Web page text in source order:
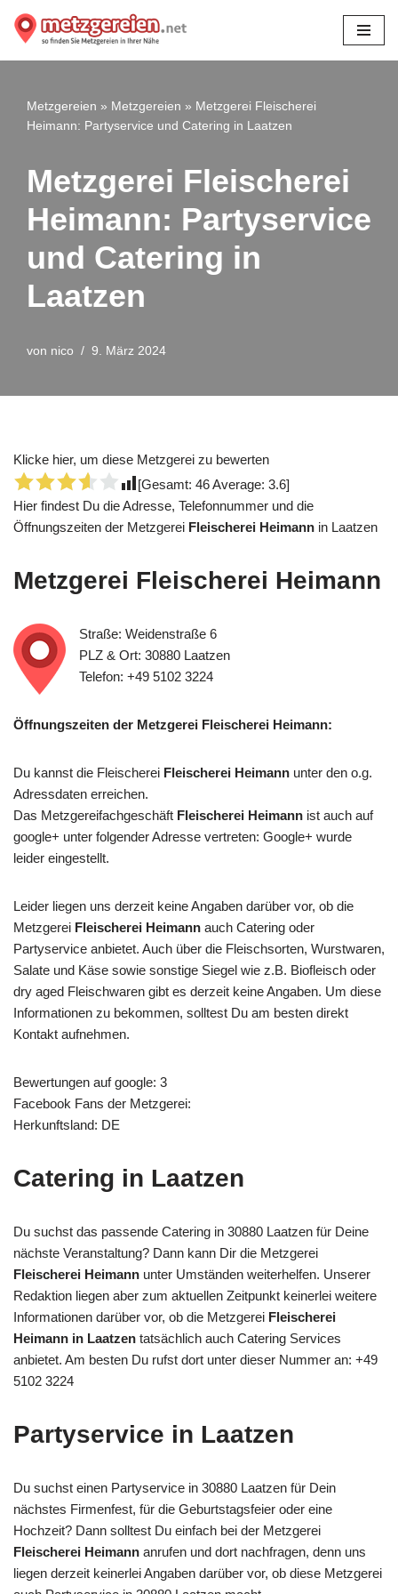
Zum
Metzgereien » Metzgereien » Metzgerei Fleischerei
Heimann: Partyservice und Catering in Laatzen
Metzgerei Fleischerei
Heimann: Partyservice
und Catering in
Laatzen
von nico 9. März 2024
Klicke hier, um diese Metzgerei zu bewerten
[Gesamt: 46Average: 3.6]
Hier findest Du die Adresse, Telefonnummer und die
Öffnungszeiten der Metzgerei Fleischerei Heimann in Laatzen
Metzgerei Fleischerei Heimann
Straße: Weidenstraße 6
PLZ & Ort: 30880 Laatzen
Telefon: +49 5102 3224
Öffnungszeiten der Metzgerei Fleischerei Heimann:
Du kannst die Fleischerei Fleischerei Heimann unter den o.g.
Adressdaten erreichen.
Das Metzgereifachgeschäft Fleischerei Heimann ist auch auf
google+ unter folgender Adresse vertreten: Google+ wurde
leider eingestellt.
Leider liegen uns derzeit keine Angaben darüber vor, ob die
Metzgerei Fleischerei Heimann auch Catering oder
Partyservice anbietet. Auch über die Fleischsorten, Wurstwaren,
Salate und Käse sowie sonstige Siegel wie z.B. Biofleisch oder
dry aged Fleischwaren gibt es derzeit keine Angaben. Um diese
Informationen zu bekommen, solltest Du am besten direkt
Kontakt aufnehmen.
Bewertungen auf google: 3
Facebook Fans der Metzgerei:
Herkunftsland: DE
Catering in Laatzen
Du suchst das passende Catering in 30880 Laatzen für Deine
nächste Veranstaltung? Dann kann Dir die Metzgerei
Fleischerei Heimann unter Umständen weiterhelfen. Unserer
Redaktion liegen aber zum aktuellen Zeitpunkt keinerlei weitere
Informationen darüber vor, ob die Metzgerei Fleischerei
Heimann in Laatzen tatsächlich auch Catering Services
anbietet. Am besten Du rufst dort unter dieser Nummer an: +49
5102 3224
Partyservice in Laatzen
Du suchst einen Partyservice in 30880 Laatzen für Dein
nächstes Firmenfest, für die Geburtstagsfeier oder eine
Hochzeit? Dann solltest Du einfach bei der Metzgerei
Fleischerei Heimann anrufen und dort nachfragen, denn uns
liegen derzeit keinerlei Angaben darüber vor, ob diese Metzgerei